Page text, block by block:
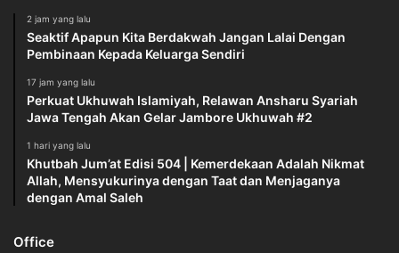
Cara lainnya, yaitu berbagi dengan para mustahik, dan
bersyukur dengan cara melakukan tindakan yang baik dan
bermanfaat. Ada yang bersyukur dengan cara membangun
rumah fakir miskin, membangun rumah dhuafa, memberi
makan, minum dan pakaian, serta memberi infaq dan
sedekah.
Bahkan jika rasa syukur itu dapat diwujudkan dalam
konteks kebangsaan maka akan lebih dahsyat lagi. Karena
itu setiap individu harus bersyukur atas kenikmatan di
Bulan Ramadhan.
2 jam yang lalu
Seaktif Apapun Kita Berdakwah Jangan Lalai Dengan
Pembinaan Kepada Keluarga Sendiri
17 jam yang lalu
Perkuat Ukhuwah Islamiyah, Relawan Ansharu Syariah
Jawa Tengah Akan Gelar Jambore Ukhuwah #2
1 hari yang lalu
Khutbah Jum’at Edisi 504 | Kemerdekaan Adalah Nikmat
Allah, Mensyukurinya dengan Taat dan Menjaganya
dengan Amal Saleh
Office